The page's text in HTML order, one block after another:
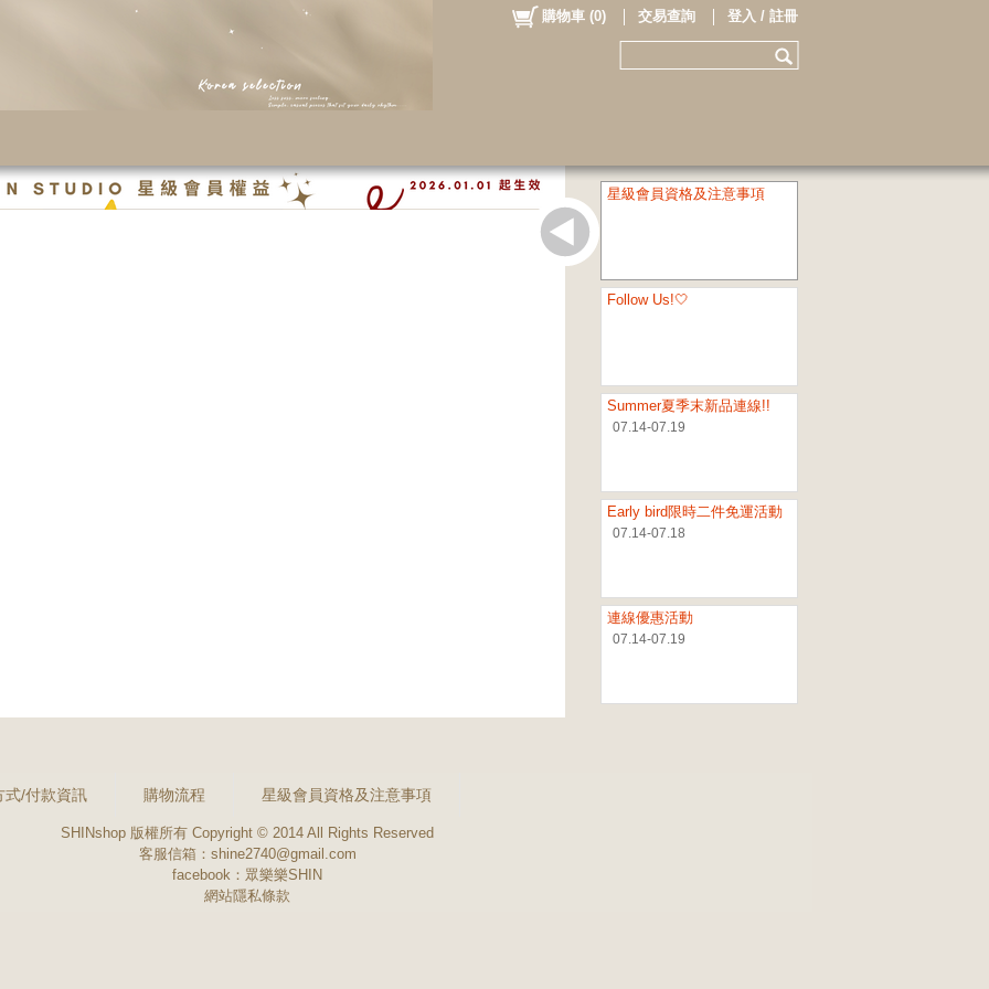
購物車 (0) 交易查詢 登入 / 註冊
星級會員資格及注意事項
Follow Us!🤍
Summer夏季末新品連線!!
07.14-07.19
Early bird限時二件免運活動
07.14-07.18
連線優惠活動
07.14-07.19
式/付款資訊 購物流程 星級會員資格及注意事項
SHINshop 版權所有 Copyright © 2014 All Rights Reserved
客服信箱：shine2740@gmail.com
facebook： 眾樂樂SHIN
網站隱私條款